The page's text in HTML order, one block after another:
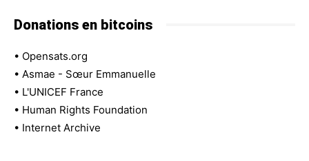
Donations en bitcoins
• Opensats.org
• Asmae - Sœur Emmanuelle
• L'UNICEF France
• Human Rights Foundation
• Internet Archive